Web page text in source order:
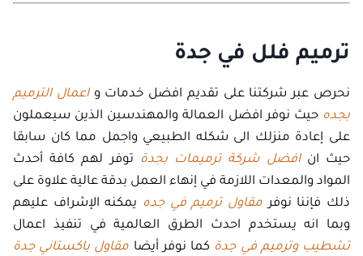
ترميم فلل في جدة
نحرص عبر شركتنا على تقديم افضل خدمات واعمال الترميم
بجده حيث نوفر افضل العمالة والمهندسين الذين سيعملون
على إعادة منزلك الى شكله الطبيعي واجمل مما كان سابقا
حيث انافضل شركة ترميمات بجدة
توفر لهم كافة أحدث
المواد والمعدات اللازمة في إنهاء العمل بدقة عالية علاوة على
ذلك فإننا نوفر مقاول ترميم في جده يمكنه الإشراف عليهم
وبما انه يستخدم احدث الطرق العالمية في تنفيذ اعمال
تشطيب وترميم في جدة كما نوفر أيضا مقاول باكستاني جدة